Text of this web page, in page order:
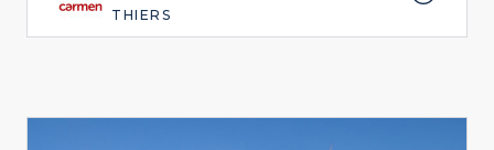
THIERS